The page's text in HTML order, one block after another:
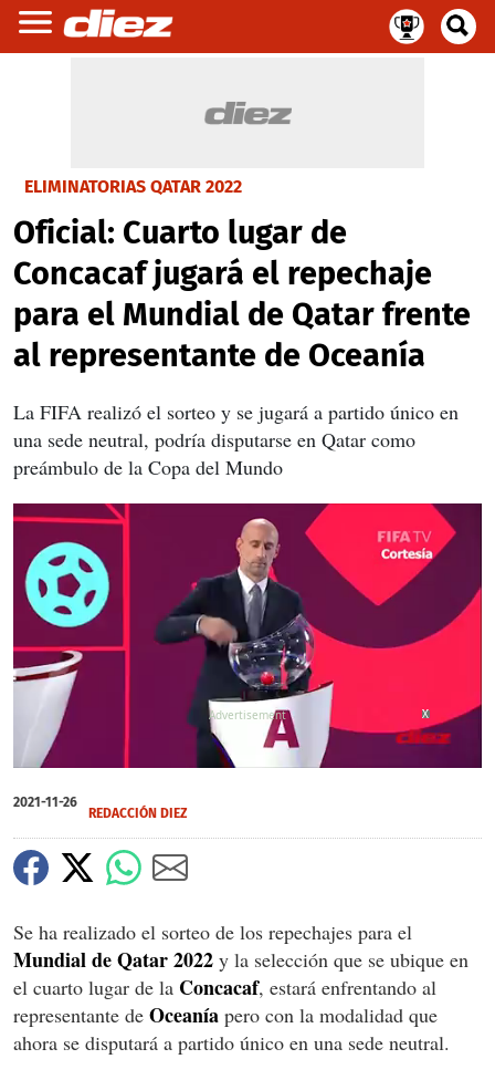
ELIMINATORIAS QATAR 2022
Oficial: Cuarto lugar de
Concacaf jugará el repechaje
para el Mundial de Qatar frente
al representante de Oceanía
La FIFA realizó el sorteo y se jugará a partido único en
una sede neutral, podría disputarse en Qatar como
preámbulo de la Copa del Mundo
seconds
of
seconds
X
X
2021-11-26
REDACCIÓN DIEZ
Se ha realizado el sorteo de los repechajes para el
Mundial de Qatar 2022 y la selección que se ubique en
el cuarto lugar de la Concacaf, estará enfrentando al
representante de Oceanía pero con la modalidad que
ahora se disputará a partido único en una sede neutral.